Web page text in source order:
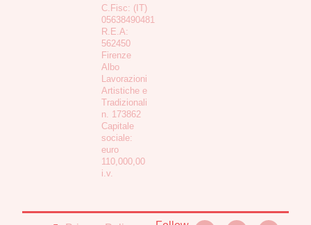
C.Fisc: (IT)
05638490481
R.E.A:
562450
Firenze
Albo
Lavorazioni
Artistiche e
Tradizionali
n. 173862
Capitale
sociale:
euro
110,000,00
i.v.